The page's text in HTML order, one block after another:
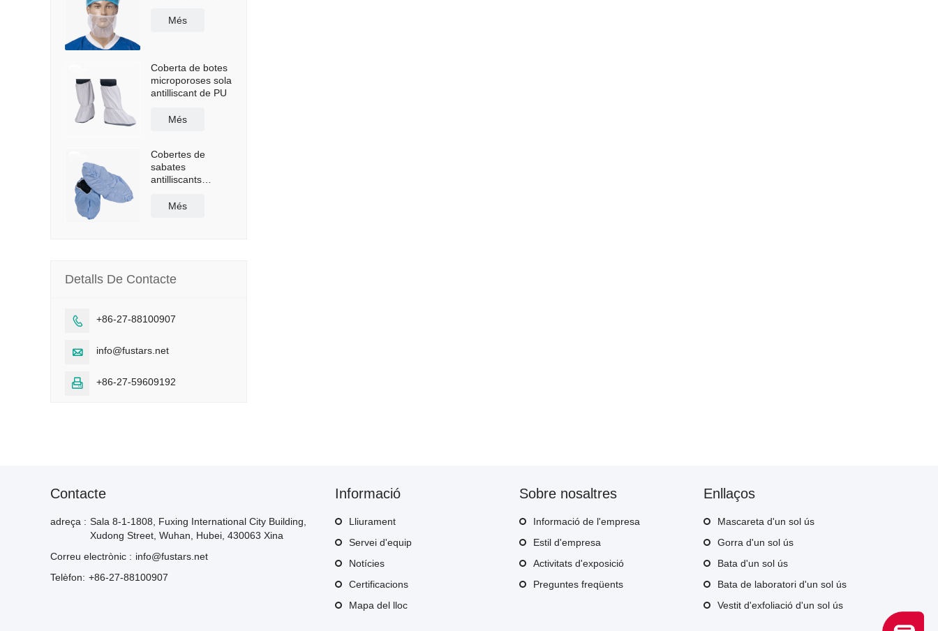
Més
Coberta de botes
microporoses sola
antilliscant de PU
Més
Cobertes de
sabates
antilliscants
polietilè
Més
Detalls De Contacte
 +86-27-88100907
 info@fustars.net
 +86-27-59609192
Contacte
adreça : Sala 8-1-1808, Fuxing International City Building,
Xudong Street, Wuhan, Hubei, 430063 Xina
Correu electrònic : info@fustars.net
Telèfon: +86-27-88100907
Informació
Lliurament
Servei d'equip
Notícies
Certificacions
Mapa del lloc
Sobre nosaltres
Informació de l'empresa
Estil d'empresa
Activitats d'exposició
Preguntes freqüents
Enllaços
Mascareta d'un sol ús
Gorra d'un sol ús
Bata d'un sol ús
Bata de laboratori d'un sol ús
Vestit d'exfoliació d'un sol ús